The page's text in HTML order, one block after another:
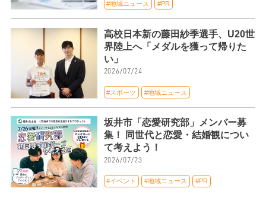
#地域ニュース #PR
高校日本新の藤田紗季選手、U20世
界陸上へ「メダルを獲って帰りた
い」
2026/07/24
#スポーツ #地域ニュース
坂井市「恋愛研究部」メンバー募
集！ 同世代と恋愛・結婚観につい
て考えよう！
2026/07/23
#イベント #地域ニュース #PR